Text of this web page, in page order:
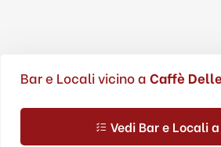
Bar e Locali vicino a Caffè
Vedi Bar e Locali a